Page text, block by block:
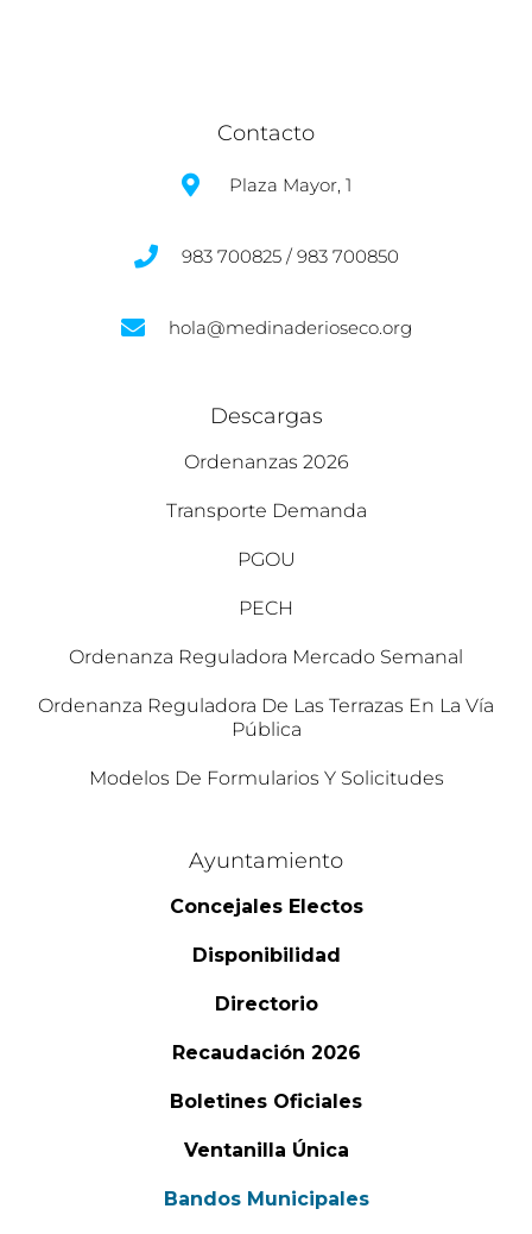
Contacto
Plaza Mayor, 1
983 700825 / 983 700850
hola@medinaderioseco.org
Descargas
Ordenanzas 2026
Transporte Demanda
PGOU
PECH
Ordenanza Reguladora Mercado Semanal
Ordenanza Reguladora De Las Terrazas En La Vía
Pública
Modelos De Formularios Y Solicitudes
Ayuntamiento
Concejales Electos
Disponibilidad
Directorio
Recaudación 2026
Boletines Oficiales
Ventanilla Única
Bandos Municipales